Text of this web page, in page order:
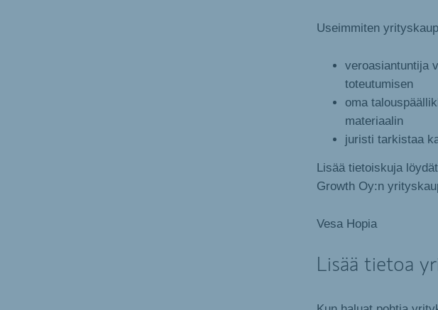
Useimmiten
veroasiantuntija
toteutumisen
oma
materiaalin
juristi tarkistaa
Lisää tietoiskuja
Growth Oy:n
Vesa Hopia
Lisää tietoa